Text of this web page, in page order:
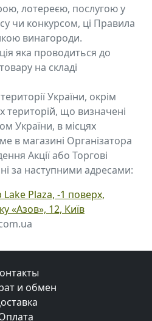
лотереєю, послугою у
чи конкурсом, ці Правила
винагороди.
яка проводиться до
на складі
України, окрім
територій, що визначені
України, в місцях
в магазині Організатора
Акції або Торгові
за наступними адресами:
Plaza, -1 поверх,
«Азов», 12, Київ
и обмен